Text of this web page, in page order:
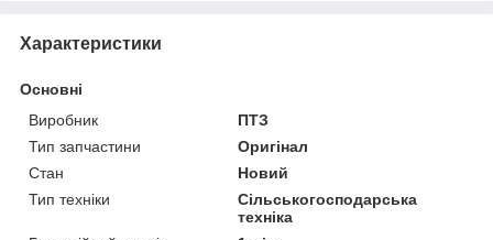
Характеристики
Основні
Виробник
ПТЗ
Тип запчастини
Оригінал
Стан
Новий
Тип техніки
Сільськогосподарська
техніка